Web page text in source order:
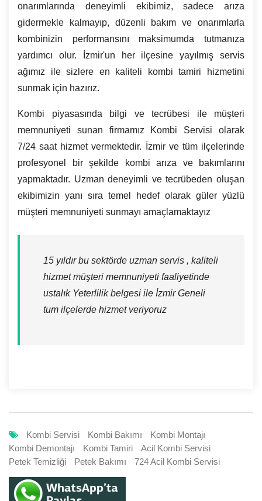
onarımlarında deneyimli ekibimiz, sadece arıza
gidermekle kalmayıp, düzenli bakım ve onarımlarla
kombinizin performansını maksimumda tutmanıza
yardımcı olur. İzmir'un her ilçesine yayılmış servis
ağımız ile sizlere en kaliteli kombi tamiri hizmetini
sunmak için hazırız.
Kombi piyasasında bilgi ve tecrübesi ile müşteri
memnuniyeti sunan firmamız Kombi Servisi olarak
7/24 saat hizmet vermektedir. İzmir ve tüm ilçelerinde
profesyonel bir şekilde kombi arıza ve bakımlarını
yapmaktadır. Uzman deneyimli ve tecrübeden oluşan
ekibimizin yanı sıra temel hedef olarak güler yüzlü
müşteri memnuniyeti sunmayı amaçlamaktayız
15 yıldır bu sektörde uzman servis , kaliteli
hizmet müşteri memnuniyeti faaliyetinde
ustalık Yeterlilik belgesi ile İzmir Geneli
tum ilçelerde hizmet veriyoruz
Kombi Servisi Kombi Bakımı
Kombi Montajı
Kombi Demontajı
Kombi Tamiri
Acil Kombi Servisi
Petek Temizliği
Petek Bakımı 724 Acil Kombi Servisi